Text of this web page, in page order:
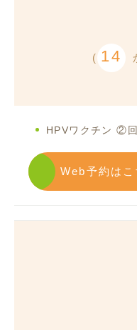
( 14
HPVワクチン ②回
Web予約はこ